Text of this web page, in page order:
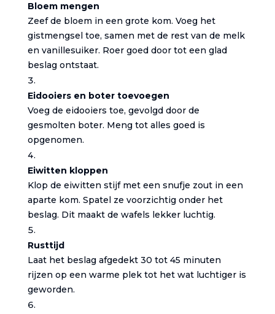
Bloem mengen
Zeef de bloem in een grote kom. Voeg het
gistmengsel toe, samen met de rest van de melk
en vanillesuiker. Roer goed door tot een glad
beslag ontstaat.
Eidooiers en boter toevoegen
Voeg de eidooiers toe, gevolgd door de
gesmolten boter. Meng tot alles goed is
opgenomen.
Eiwitten kloppen
Klop de eiwitten stijf met een snufje zout in een
aparte kom. Spatel ze voorzichtig onder het
beslag. Dit maakt de wafels lekker luchtig.
Rusttijd
Laat het beslag afgedekt 30 tot 45 minuten
rijzen op een warme plek tot het wat luchtiger is
geworden.